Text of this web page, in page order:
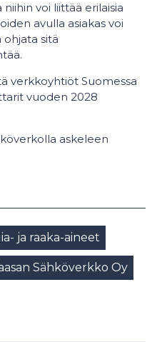
voi liittää erilaisia
avulla asiakas voi
sitä
verkkoyhtiöt Suomessa
vuoden 2028
askeleen
ja raaka-aineet
Sähköverkko Oy